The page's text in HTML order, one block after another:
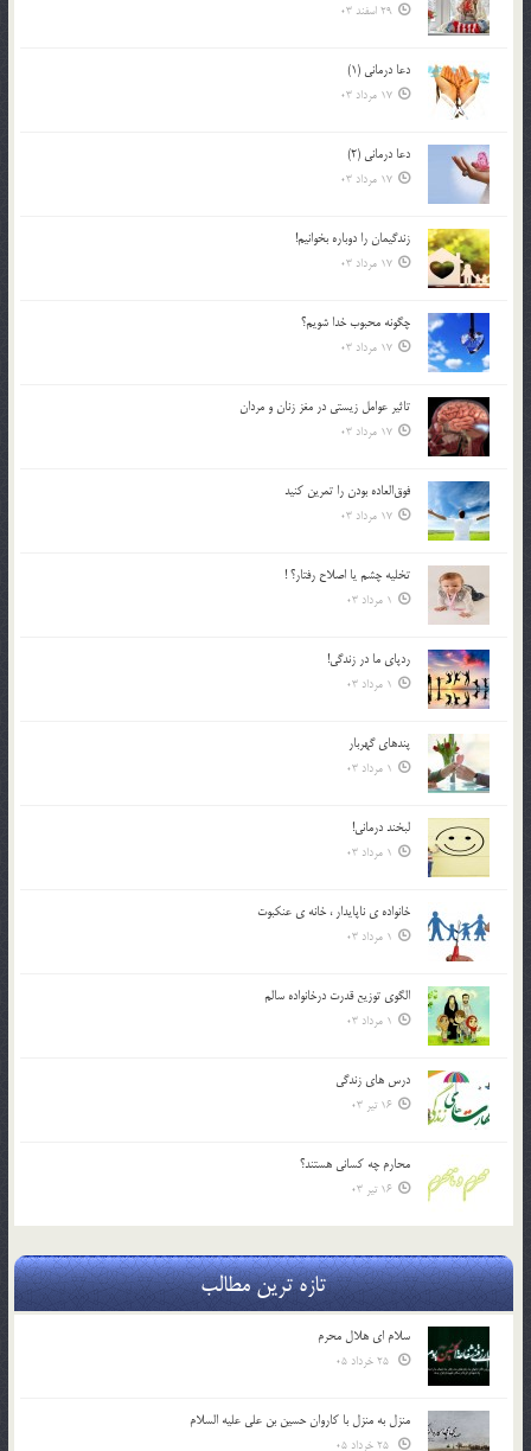
29 اسفند 03
دعا درمانی (1)
17 مرداد 03
دعا درمانی (2)
17 مرداد 03
زندگيمان را دوباره بخوانيم!
17 مرداد 03
چگونه محبوب خدا شويم؟
17 مرداد 03
تاثیر عوامل زيستي در مغز زنان و مردان
17 مرداد 03
فوق‌العاده بودن را تمرين كنيد
17 مرداد 03
تخليه چشم يا اصلاح رفتار؟ !
1 مرداد 03
ردپاى ما در زندگى!
1 مرداد 03
پندهاي گهربار
1 مرداد 03
لبخند درمانى!
1 مرداد 03
خانواده ي ناپايدار ، خانه ي عنکبوت
1 مرداد 03
الگوي توزيع قدرت درخانواده سالم
1 مرداد 03
درس هاي زندگي
16 تیر 03
محارم چه کساني هستند؟
16 تیر 03
تازه ترین مطالب
سلام ای هلال محرم
منزل به منزل با کاروان حسین بن علی علیه السلام